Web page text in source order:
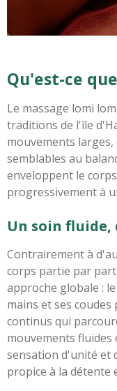
Qu'est-ce
Le massage lomi
traditions de l'île
mouvements
semblables au
enveloppent le
progressivement à
Un soin
Contrairement à
corps partie par
approche globale :
mains et ses
continus qui
mouvements
sensation d'unité et
propice à la détente